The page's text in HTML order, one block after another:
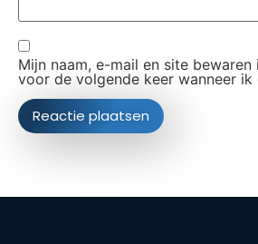
Mijn naam, e-mail en site
voor de volgende keer wanneer ik